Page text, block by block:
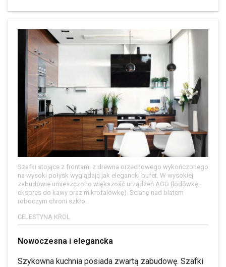
Szafki stojące z frontami z drewna orzechowego wykończonego
na wysoki połysk wyglądają jak elegancki bufet. W wysokiej
zabudowie umieszczono większość urządzeń AGD (lodówkę,
ekspres do kawy oraz mikrofalówkę). Ścianę nad blatem
roboczym chroni szkło.
CELESTYNA KROL
Nowoczesna i elegancka
Szykowna kuchnia posiada zwartą zabudowę. Szafki